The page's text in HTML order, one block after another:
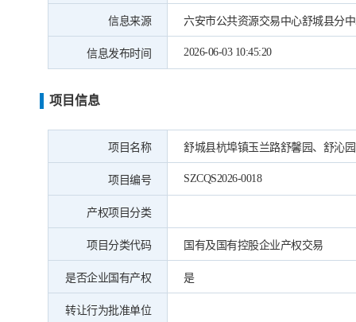
信息来源 六安市公共资源交易中心舒城县分
信息发布时间 2026-06-03 10:45:20
项目信息
项目名称 舒城县杭埠镇玉兰路舒馨园、舒沁
项目编号 SZCQS2026-0018
产权项目分类
项目分类代码 国有及国有控股企业产权交易
是否企业国有产权 是
转让行为批准单位